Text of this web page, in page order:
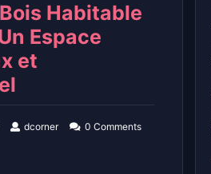
Habitable
Espace
et
dcorner
0 Comments